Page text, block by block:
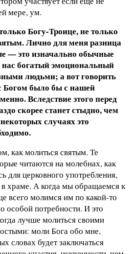
мере, ум.
Богу-Троице, не только
Лично для меня разница
— это изначально обычные
богатый эмоциональный
людьми; а вот говорить
Богом было бы с нашей
Вследствие этого перед
скорее станет стыдно, чем
случаях это
как молиться святым. Те
читаются на молебнах, как
для церковного употребления,
храме. А когда мы обращаемся к
всего молимся им по какой-то
особой потребности. И это
лучше молиться своими
моли Бога обо мне,
словах будет заключаться